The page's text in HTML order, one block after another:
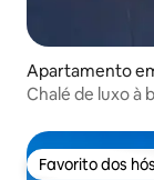
Apartamento
Chalé de luxo à
Favorito dos
Favorito dos